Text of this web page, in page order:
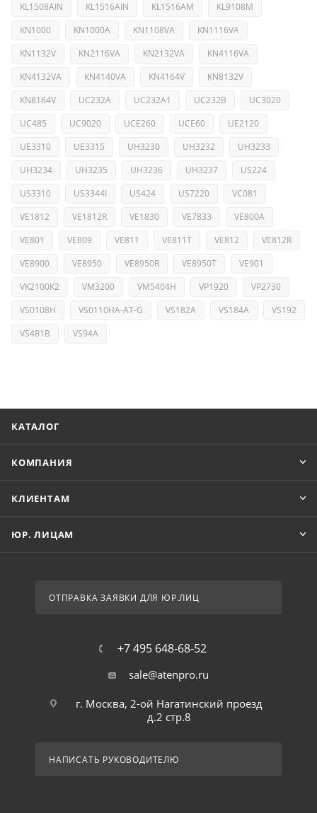
KL1508AIN
KL1516AIN KL1516AM
KL9108M
KN1000
KN1000A KN1108VA
KN1116VA
KN1132V
KN2116VA KN2132VA
KN4116VA
KN4132VA
KN4140VA KN4164V
KN8132V
KN8164V
UC232A UC232A1 UC232B
UC3020
UC485
UC9020 UCE260 UCE60
UE2120
UE3310
UE3315 UH3230 UH3232
UH3233
UH3234
UH3235 UH3236 UH3237
US224
US3310
US3344I US424 US7220
VC081
VE1812
VE1812R VE1830 VE7833
VE800A
VE801
VE809 VE811 VE811T VE812
VE812R
VE8900
VE8950 VE8950R VE8950T
VE901
VK2100K2
VM3200 VM5404H VP1920
VP2730
VS0108H
VS0110HA-AT-G VS182A VS184A
VS192
VS481B
VS94A
КАТАЛОГ
КОМПАНИЯ
КЛИЕНТАМ
ЮР. ЛИЦАМ
ОТПРАВКА ЗАЯВКИ ДЛЯ ЮР.ЛИЦ
+7 495 648-68-52
sale@atenpro.ru
г. Москва, 2-ой Нагатинский проезд
д.2 стр.8
НАПИСАТЬ РУКОВОДИТЕЛЮ